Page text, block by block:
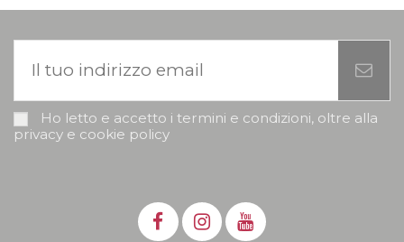
Ho letto e accetto i termini e condizioni, oltre alla
privacy e cookie policy